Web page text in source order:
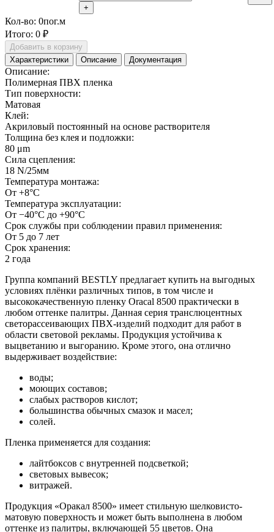
+
Кол-во: 0пог.м
Итого: 0 ₽
Добавить в корзину
Характеристики
Описание Документация
Описание:
Полимерная ПВХ пленка
Тип поверхности:
Матовая
Клей:
Акриловый постоянный на основе растворителя
Толщина без клея и подложки:
80 μm
Сила сцепления:
18 N/25мм
Температура монтажа:
От +8°С
Температура эксплуатации:
От −40°С до +90°С
Срок службы при соблюдении правил применения:
От 5 до 7 лет
Срок хранения:
2 года
Группа компаний BESTLY предлагает купить на выгодных
условиях плёнки различных типов, в том числе и
высококачественную пленку Oracal 8500 практически в
любом оттенке палитры. Данная серия транслюцентных
светорассеивающих ПВХ-изделий подходит для работ в
области световой рекламы. Продукция устойчива к
выцветанию и выгоранию. Кроме этого, она отлично
выдерживает воздействие:
воды;
моющих составов;
слабых растворов кислот;
большинства обычных смазок и масел;
солей.
Пленка применяется для создания:
лайтбоксов с внутренней подсветкой;
световых вывесок;
витражей.
Продукция «Оракал 8500» имеет стильную шелковисто-
матовую поверхность и может быть выполнена в любом
оттенке из палитры, включающей 55 цветов. Она